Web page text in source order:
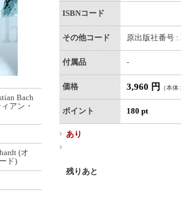
Bach
アン・
(オ
ド)
ISBNコード
その他コード 原出版社番号 :
付属品 -
価格 3,960 円 （本体
ポイント 180 pt
あり
残りあと